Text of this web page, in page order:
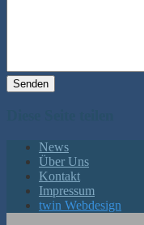
Senden
News
Über Uns
Kontakt
Impressum
twin Webdesign